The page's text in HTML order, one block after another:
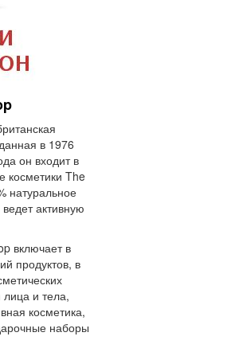
в 1976
он входит в
косметики The
натуральное
активную
включает в
продуктов, в
лица и тела,
косметика,
наборы